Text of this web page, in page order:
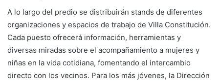
A lo largo del predio se distribuirán stands de diferentes
organizaciones y espacios de trabajo de Villa Constitución.
Cada puesto ofrecerá información, herramientas y
diversas miradas sobre el acompañamiento a mujeres y
niñas en la vida cotidiana, fomentando el intercambio
directo con los vecinos. Para los más jóvenes, la Dirección